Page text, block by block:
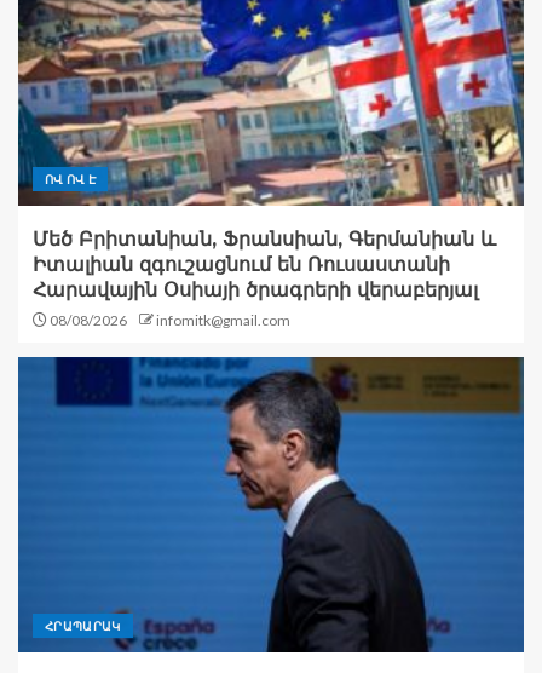
ՈՎ ՈՎ Է
Մեծ Բրիտանիան, Ֆրանսիան, Գերմանիան և
Իտալիան զգուշացնում են Ռուսաստանի
Հարավային Օսիայի ծրագրերի վերաբերյալ
08/08/2026 infomitk@gmail.com
ՀՐԱՊԱՐԱԿ